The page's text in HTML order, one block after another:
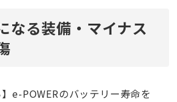
なる装備・マイナス
】e-POWERのバッテリー寿命を